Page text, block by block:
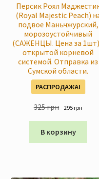
Персик Роял
(Royal Majestic Peach)
подвое Маньчжурский,
морозоустойчивый
(САЖЕНЦЫ. Цена за
открытой корневой
системой. Отправка из
Сумской области.
РАСПРОДАЖА!
325грн
составляла
325 грн
295грн
В корзину